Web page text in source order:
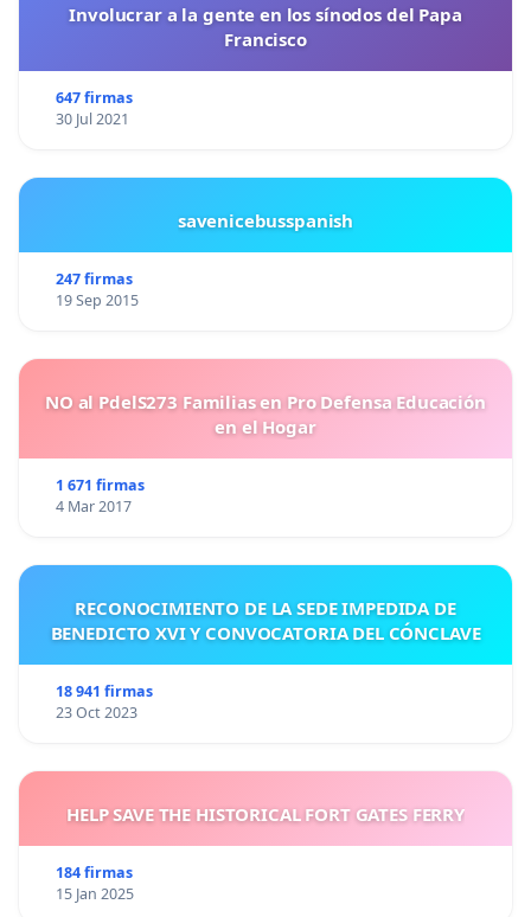
Involucrar a la gente en los sínodos del Papa
Francisco
647 firmas
30 Jul 2021
savenicebusspanish
247 firmas
19 Sep 2015
NO al PdelS273 Familias en Pro Defensa Educación
en el Hogar
1 671 firmas
4 Mar 2017
RECONOCIMIENTO DE LA SEDE IMPEDIDA DE
BENEDICTO XVI Y CONVOCATORIA DEL CÓNCLAVE
18 941 firmas
23 Oct 2023
HELP SAVE THE HISTORICAL FORT GATES FERRY
184 firmas
15 Jan 2025